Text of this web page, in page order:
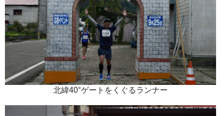
北緯40°ゲートをくぐるランナー